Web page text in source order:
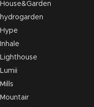
House&Garden
hydrogarden
Hype
Inhale
Lighthouse
Lumii
Mills
Mountair